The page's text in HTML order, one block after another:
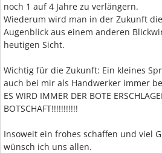
noch 1 auf 4 Jahre zu verlängern.
Wiederum wird man in der Zukunft
Augenblick aus einem anderen
heutigen Sicht.
Wichtig für die Zukunft: Ein kleines
auch bei mir als Handwerker immer
ES WIRD IMMER DER BOTE
BOTSCHAFT!!!!!!!!!!!
Insoweit ein frohes schaffen und viel
wünsch ich uns allen.